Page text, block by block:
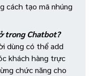
cách tạo mã nhúng
trong Chatbot?
dùng có thể add
khách hàng trực
chức năng cho